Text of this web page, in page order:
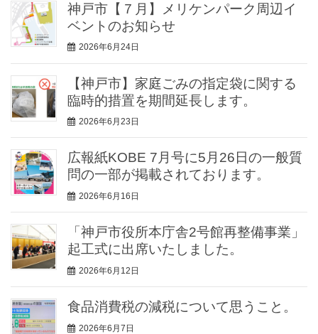
神戸市【７月】メリケンパーク周辺イ
ベントのお知らせ
2026年6月24日
【神戸市】家庭ごみの指定袋に関する
臨時的措置を期間延長します。
2026年6月23日
広報紙KOBE 7月号に5月26日の一般質
問の一部が掲載されております。
2026年6月16日
「神戸市役所本庁舎2号館再整備事業」
起工式に出席いたしました。
2026年6月12日
食品消費税の減税について思うこと。
2026年6月7日